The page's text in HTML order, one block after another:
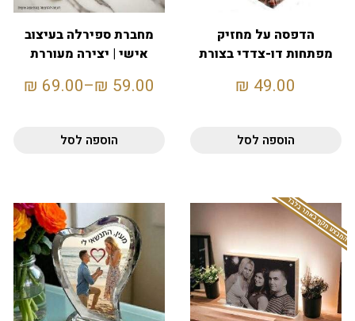
הדפסה על מחזיק
מפתחות דו-צדדי בצורת
49.00
₪
הוספה לסל
מחברת ספירלה בעיצוב
אישי | יצירה מעוררת
59.00
₪
–
69.00
₪
הוספה לסל
המבצע תקף באתר בלבד